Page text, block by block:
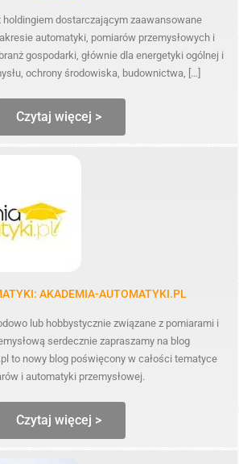
holdingiem dostarczającym zaawansowane
automatyki, pomiarów przemysłowych i
gospodarki, głównie dla energetyki ogólnej i
ochrony środowiska, budownictwa, […]
Czytaj więcej >
AKADEMIA-AUTOMATYKI.PL
lub hobbystycznie związane z pomiarami i
serdecznie zapraszamy na blog
to nowy blog poświęcony w całości tematyce
i automatyki przemysłowej.
Czytaj więcej >